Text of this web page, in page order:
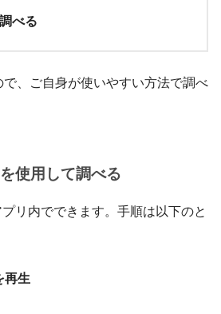
べる
、ご自身が使いやすい方法で調べ
使用して調べる
リ内でできます。手順は以下のと
再生